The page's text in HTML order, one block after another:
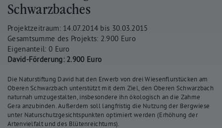
Schwarzbaches
Projektzeitraum: 14.07.2014 bis 30.03.2015
Gesamtsumme des Projekts: 2.900 Euro
Eigenanteil: 0 Euro
David-Förderung: 2.900 Euro
Die Naturstiftung David hat den Erwerb von drei Wiesenflurstücken am
Oberen Schwarzbach unterstützt mit dem Ziel, den Oberen Schwarzbach
naturnah umzugestalten, insbesondere ihn ökologisch an die Zahme
Gera anzubinden. Außerdem soll langfristig die Nutzung der Bergwiese
unter Naturschutzgesichtspunkten optimiert werden (Erhöhung der
Artenvielfalt und des Blütenreichtums).